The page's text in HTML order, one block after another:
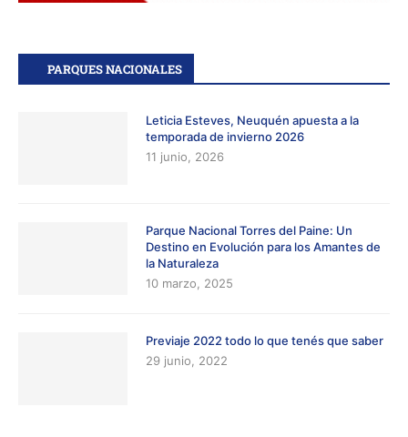
PARQUES NACIONALES
Leticia Esteves, Neuquén apuesta a la
temporada de invierno 2026
11 junio, 2026
Parque Nacional Torres del Paine: Un
Destino en Evolución para los Amantes de
la Naturaleza
10 marzo, 2025
Previaje 2022 todo lo que tenés que saber
29 junio, 2022